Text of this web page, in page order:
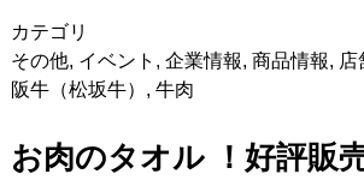
カテゴリ
その他, イベント , 企業情報, 商品情報, 店
阪牛（松坂牛） , 牛肉
お肉のタオル ！好評販